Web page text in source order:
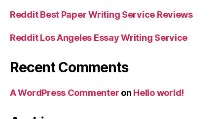
Reddit Best Paper Writing Service Reviews
Reddit Los Angeles Essay Writing Service
Recent Comments
A WordPress Commenter on Hello world!